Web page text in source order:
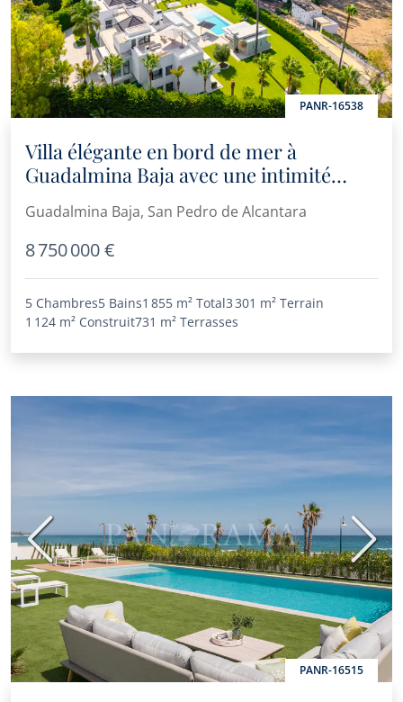
PANR-16538
Villa élégante en bord de mer à
Guadalmina Baja avec une intimité
exceptionnelle et un design
contemporain
Guadalmina Baja, San Pedro de Alcantara
8 750 000 €
5 Chambres5 Bains1 855 m² Total3 301 m² Terrain
1 124 m² Construit731 m² Terrasses
PANR-16515
Précédent